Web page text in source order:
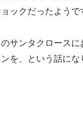
ックだったようで
サンタクロース
を、という話に